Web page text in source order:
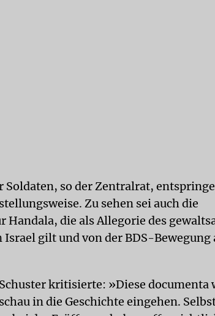
Soldaten, so der Zentralrat,
Zu sehen sei auch die
Handala, die als Allegorie des
gilt und von der BDS-Bewegung
kritisierte: »Diese documenta
in die Geschichte eingehen.